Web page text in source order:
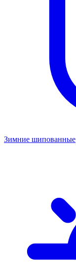
Зимние шипованные